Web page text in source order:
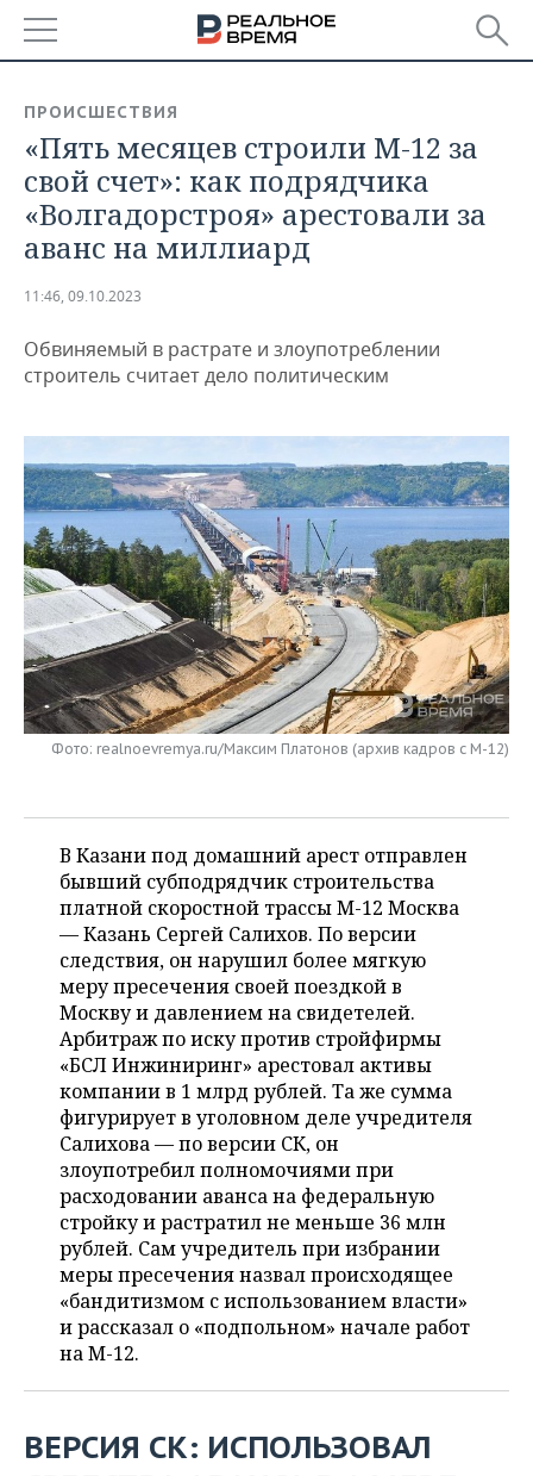
БАШКОРТОСТАН
ТАТАРСТАН
УДМУРТИЯ
НОВОСТИ
АНАЛИТИКА
НОВОСТИ АНАЛИТИКИ
ДЕКЛАРАЦИИ О ДОХОДАХ
КОРОЛИ ГОСЗАКАЗА ПФО
КОМУ ПРИНАДЛЕЖАТ
ТОРГОВЫЕ ЦЕНТРЫ
ТАТАРСТАНА
ЭКОНОМИКА
НОВОСТИ ЭКОНОМИКИ
ФИНАНСЫ
БЮДЖЕТ
ИНВЕСТИЦИИ
ПРОМЫШЛЕННОСТЬ
НОВОСТИ
ПРОМЫШЛЕННОСТИ
АГРОПРОМ
МАШИНОСТРОЕНИЕ
НЕФТЕХИМИЯ
НЕФТЬ
ОПК
ЭНЕРГЕТИКА
НЕДВИЖИМОСТЬ
НОВОСТИ АВТО
БИЗНЕС
НОВОСТИ БИЗНЕСА
РОЗНИЧНАЯ ТОРГОВЛЯ
ТРАНСПОРТ
УСЛУГИ
ТЕХНОЛОГИИ
НОВОСТИ ТЕХНОЛОГИЙ
IT
МЕДИА
ТЕЛЕКОММУНИКАЦИИ
МЕРОПРИЯТИЯ
НОВОСТИ МЕРОПРИЯТИЙ
ВЫЕЗДНАЯ РЕДАКЦИЯ
БИЗНЕС-БРАНЧИ
ОТКРЫТАЯ ЛЕКЦИЯ
СПОРТ
НОВОСТИ СПОРТА
ФУТБОЛ
БАСКЕТБОЛ
ВОЛЕЙБОЛ
КИБЕРСПОРТ
ФИГУРНОЕ КАТАНИЕ
ВОДНЫЕ ВИДЫ СПОРТА
ХОККЕЙ С МЯЧОМ
ОБЩЕСТВО
НОВОСТИ ОБЩЕСТВА
ИНФРАСТРУКТУРА
ИСТОРИЯ
КУЛЬТУРА
МЕДИЦИНА
ОБРАЗОВАНИЕ
ПРОИСШЕСТВИЯ
ФОТОГАЛЕРЕЯ
СПРАВОЧНИК
СПИСОК ПЕРСОН
СПИСОК КОМПАНИЙ
ПОЛНАЯ ВЕРСИЯ
ПРОИСШЕСТВИЯ
«Пять месяцев строили М-12 за
свой счет»: как подрядчика
«Волгадорстроя» арестовали за
аванс на миллиард
11:46, 09.10.2023
Обвиняемый в растрате и злоупотреблении
строитель считает дело политическим
Фото: realnoevremya.ru/Максим Платонов (архив кадров с М-12)
В Казани под домашний арест отправлен
бывший субподрядчик строительства
платной скоростной трассы М-12 Москва
— Казань Сергей Салихов. По версии
следствия, он нарушил более мягкую
меру пресечения своей поездкой в
Москву и давлением на свидетелей.
Арбитраж по иску против стройфирмы
«БСЛ Инжиниринг» арестовал активы
компании в 1 млрд рублей. Та же сумма
фигурирует в уголовном деле учредителя
Салихова — по версии СК, он
злоупотребил полномочиями при
расходовании аванса на федеральную
стройку и растратил не меньше 36 млн
рублей. Сам учредитель при избрании
меры пресечения назвал происходящее
«бандитизмом с использованием власти»
и рассказал о «подпольном» начале работ
на М-12.
ВЕРСИЯ СК: ИСПОЛЬЗОВАЛ